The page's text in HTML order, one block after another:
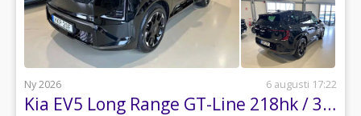
Ny 2026 6 augusti 17:22
Kia EV5 Long Range GT-Line 218hk / 360° / Drag / Moms